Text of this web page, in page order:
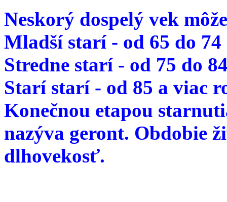
Neskorý dospelý vek
Mladší starí - od 65 do
Stredne starí - od 75 do
Starí starí - od 85 a viac
Konečnou etapou
nazýva geront. Obdobie
dlhovekosť.